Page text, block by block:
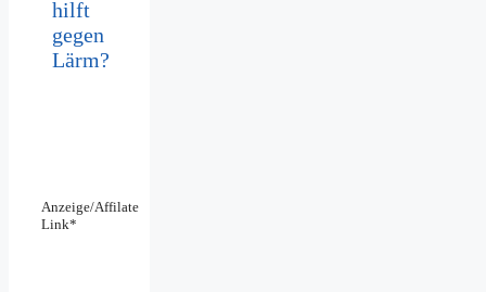
hilft
gegen
Lärm?
Anzeige/Affilate
Link*